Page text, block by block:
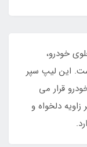
خودرو،
این لیپ سپر
قرار می
دلخواه و